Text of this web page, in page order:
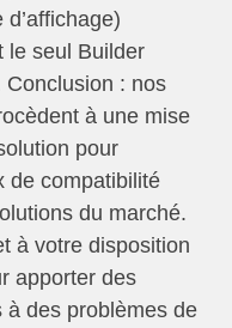
le seul Builder
Conclusion : nos
à une mise
pour
de compatibilité
du marché.
à votre disposition
apporter des
à des problèmes de